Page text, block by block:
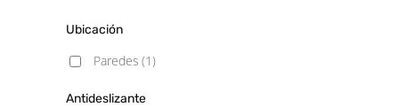
Ubicación
Paredes (1)
Antideslizante